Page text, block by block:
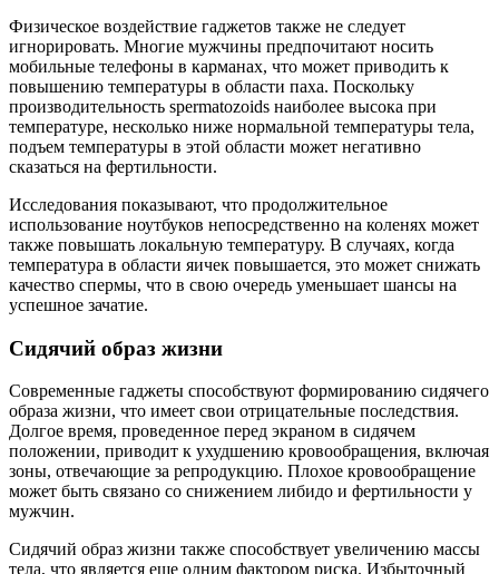
Физическое воздействие гаджетов также не следует
игнорировать. Многие мужчины предпочитают носить
мобильные телефоны в карманах, что может приводить к
повышению температуры в области паха. Поскольку
производительность spermatozoids наиболее высока при
температуре, несколько ниже нормальной температуры тела,
подъем температуры в этой области может негативно
сказаться на фертильности.
Исследования показывают, что продолжительное
использование ноутбуков непосредственно на коленях может
также повышать локальную температуру. В случаях, когда
температура в области яичек повышается, это может снижать
качество спермы, что в свою очередь уменьшает шансы на
успешное зачатие.
Сидячий образ жизни
Современные гаджеты способствуют формированию сидячего
образа жизни, что имеет свои отрицательные последствия.
Долгое время, проведенное перед экраном в сидячем
положении, приводит к ухудшению кровообращения, включая
зоны, отвечающие за репродукцию. Плохое кровообращение
может быть связано со снижением либидо и фертильности у
мужчин.
Сидячий образ жизни также способствует увеличению массы
тела, что является еще одним фактором риска. Избыточный